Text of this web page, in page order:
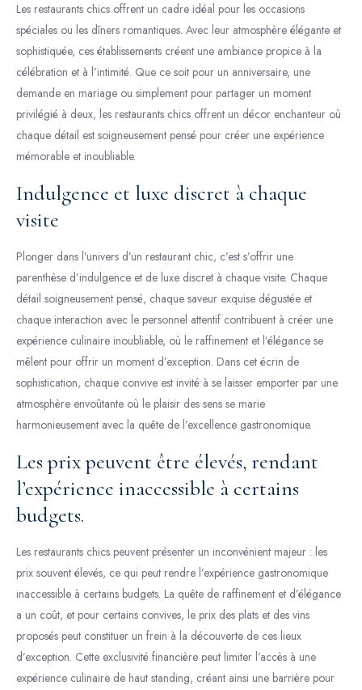
Les restaurants chics offrent un cadre idéal pour les occasions
spéciales ou les dîners romantiques. Avec leur atmosphère élégante et
sophistiquée, ces établissements créent une ambiance propice à la
célébration et à l’intimité. Que ce soit pour un anniversaire, une
demande en mariage ou simplement pour partager un moment
privilégié à deux, les restaurants chics offrent un décor enchanteur où
chaque détail est soigneusement pensé pour créer une expérience
mémorable et inoubliable.
Indulgence et luxe discret à chaque
visite
Plonger dans l’univers d’un restaurant chic, c’est s’offrir une
parenthèse d’indulgence et de luxe discret à chaque visite. Chaque
détail soigneusement pensé, chaque saveur exquise dégustée et
chaque interaction avec le personnel attentif contribuent à créer une
expérience culinaire inoubliable, où le raffinement et l’élégance se
mêlent pour offrir un moment d’exception. Dans cet écrin de
sophistication, chaque convive est invité à se laisser emporter par une
atmosphère envoûtante où le plaisir des sens se marie
harmonieusement avec la quête de l’excellence gastronomique.
Les prix peuvent être élevés, rendant
l’expérience inaccessible à certains
budgets.
Les restaurants chics peuvent présenter un inconvénient majeur : les
prix souvent élevés, ce qui peut rendre l’expérience gastronomique
inaccessible à certains budgets. La quête de raffinement et d’élégance
a un coût, et pour certains convives, le prix des plats et des vins
proposés peut constituer un frein à la découverte de ces lieux
d’exception. Cette exclusivité financière peut limiter l’accès à une
expérience culinaire de haut standing, créant ainsi une barrière pour